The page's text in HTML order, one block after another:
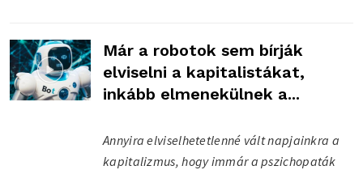
Már a robotok sem bírják
elviselni a kapitalistákat,
inkább elmenekülnek a...
Annyira elviselhetetlenné vált napjainkra a
kapitalizmus, hogy immár a pszichopaták